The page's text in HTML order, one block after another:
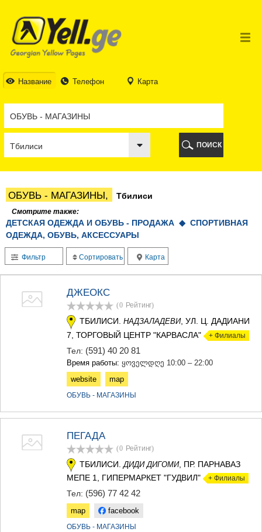
Название Телефон Карта
ТБИЛИСИ
ТБИЛИСИ
АБХАЗИЯ
ГАЛИ
БАТУМИ
КОБУЛЕТИ
ШУАХЕВИ
ЧАКВИ
ОЗУРГЕТИ
ЧОХАТАУРИ
УРЕКИ
ИМЕРЕТИЯ
БАГДАТИ
ВАНИ
ЗЕСТАФОНИ
САЧХЕРЕ
ТКИБУЛИ
ДЕДОПЛИСЦКАРО
ЛАГОДЕХИ
САГАРЕДЖО
МЦХЕТА-МТИАНЕТИ
ПОИСК
ОБУВЬ - МАГАЗИНЫ, Тбилиси
Смотрите также:
ДЕТСКАЯ ОДЕЖДА И ОБУВЬ - ПРОДАЖА ◆ СПОРТИВНАЯ
ОДЕЖДА, ОБУВЬ, АКСЕССУАРЫ
Фильтр Сортировать Карта
ДЖЕОКС
(0 Рейтинг)
ТБИЛИСИ. НАДЗАЛАДЕВИ, УЛ. Ц. ДАДИАНИ
7, ТОРГОВЫЙ ЦЕНТР "КАРВАСЛА" + Филиалы
Тел: (591) 40 20 81
Время работы: ყოველდღე 10:00 – 22:00
website
map
ОБУВЬ - МАГАЗИНЫ
ПЕГАДА
(0 Рейтинг)
ТБИЛИСИ. ДИДИ ДИГОМИ, ПР. ПАРНАВАЗ
МЕПЕ 1, ГИПЕРМАРКЕТ "ГУДВИЛ" + Филиалы
Тел: (596) 77 42 42
map facebook
ОБУВЬ - МАГАЗИНЫ